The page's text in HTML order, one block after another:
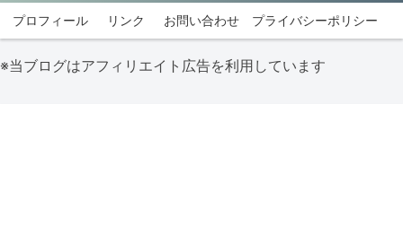
プロフィール リンク お問い合わせ プライバシーポリシー
※当ブログはアフィリエイト広告を利用しています